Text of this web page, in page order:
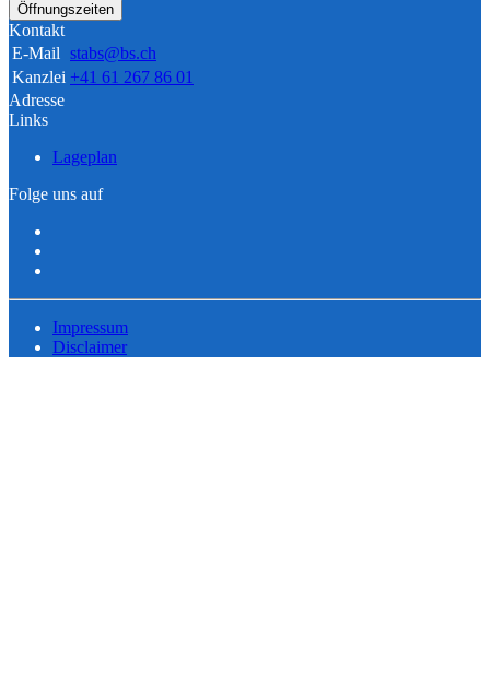
Öffnungszeiten
Kontakt
E-Mail stabs@bs.ch
Kanzlei +41 61 267 86 01
Adresse
Links
Lageplan
Folge uns auf
Impressum
Disclaimer